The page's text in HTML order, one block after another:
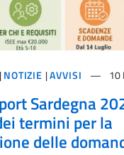
|NOTIZIE |AVVISI 10
Sardegna
termini per la
delle